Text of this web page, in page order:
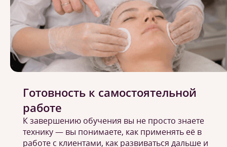
Готовность к самостоятельной
работе
К завершению обучения вы не просто знаете
технику — вы понимаете, как применять её в
работе с клиентами, как развиваться дальше и